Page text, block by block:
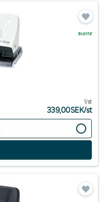
1/st
339,00SEK/st